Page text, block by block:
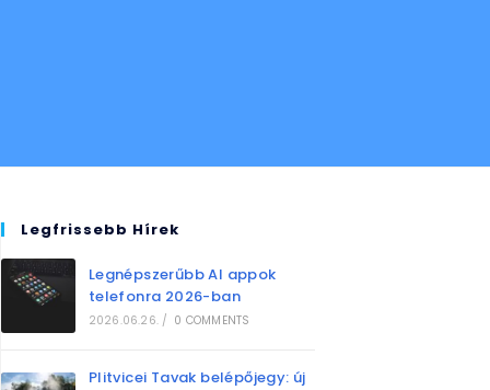
Legfrissebb Hírek
Legnépszerűbb AI appok
telefonra 2026-ban
2026.06.26. / 0 COMMENTS
Plitvicei Tavak belépőjegy: új